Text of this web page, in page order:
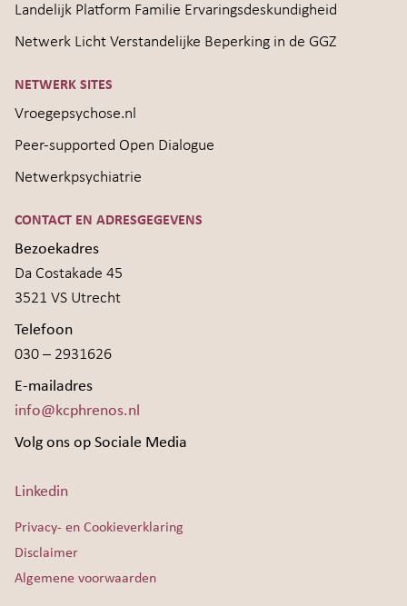
Landelijk Platform Familie Ervaringsdeskundigheid
Netwerk Licht Verstandelijke Beperking in de GGZ
NETWERK SITES
Vroegepsychose.nl
Peer-supported Open Dialogue
Netwerkpsychiatrie
CONTACT EN ADRESGEGEVENS
Bezoekadres
Da Costakade 45
3521 VS Utrecht
Telefoon
030 – 2931626
E-mailadres
info@kcphrenos.nl
Volg ons op Sociale Media
Linkedin
Privacy- en Cookieverklaring
Disclaimer
Algemene voorwaarden